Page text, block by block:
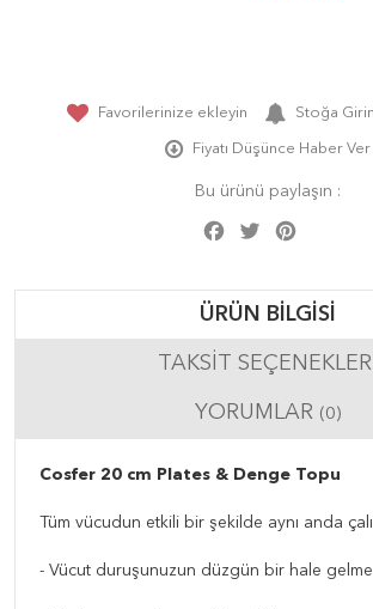
Favorilerinize ekleyin Stoğa
Fiyatı Düşünce Haber Ver
Bu ürünü paylaşın :
Facebook
Twitter
ÜRÜN BILGISI
TAKSIT SEÇENEKLERI
YORUMLAR (0)
Cosfer 20 cm Plates & Denge Topu
Tüm vücudun etkili bir şekilde aynı anda
- Vücut duruşunuzun düzgün bir hale